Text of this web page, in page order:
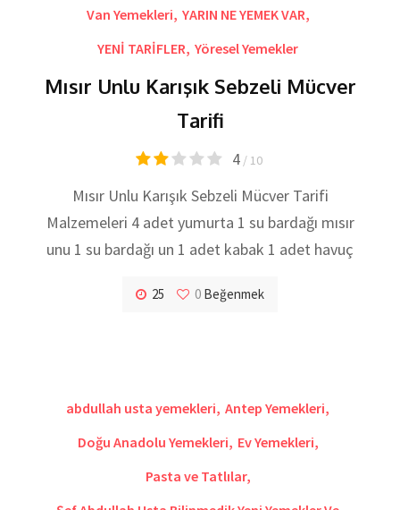
Van Yemekleri, YARIN NE YEMEK VAR,
YENİ TARİFLER, Yöresel Yemekler
Mısır Unlu Karışık Sebzeli Mücver
Tarifi
4/ 10
Mısır Unlu Karışık Sebzeli Mücver Tarifi
Malzemeleri 4 adet yumurta 1 su bardağı mısır
unu 1 su bardağı un 1 adet kabak 1 adet havuç
25 0 Beğenmek
abdullah usta yemekleri, Antep Yemekleri,
Doğu Anadolu Yemekleri, Ev Yemekleri,
Pasta ve Tatlılar,